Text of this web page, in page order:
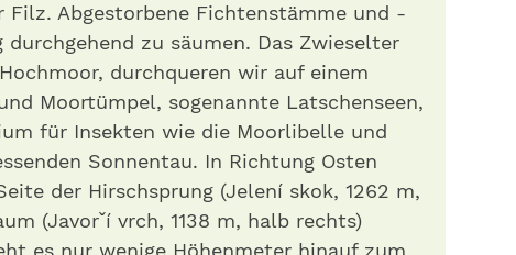
Filz. Abgestorbene Fichtenstämme und -
durchgehend zu säumen. Das Zwieselter
durchqueren wir auf einem
Moortümpel, sogenannte Latschenseen,
für Insekten wie die Moorlibelle und
Sonnentau. In Richtung Osten
der Hirschsprung (Jelení skok, 1262 m,
(Javorˇí vrch, 1138 m, halb rechts)
es nur wenige Höhenmeter hinauf zum